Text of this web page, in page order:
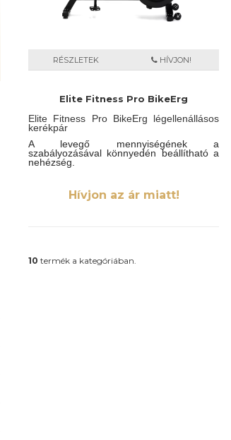
RÉSZLETEK HÍVJON!
Elite Fitness Pro BikeErg
Elite Fitness Pro BikeErg légellenállásos
kerékpár
A levegő mennyiségének a
szabályozásával könnyedén beállítható a
nehézség.
Hívjon az ár miatt!
10 termék a kategóriában.